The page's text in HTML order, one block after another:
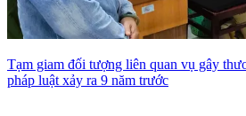
Tạm giam đối tượng liên quan vụ gây
pháp luật xảy ra 9 năm trước